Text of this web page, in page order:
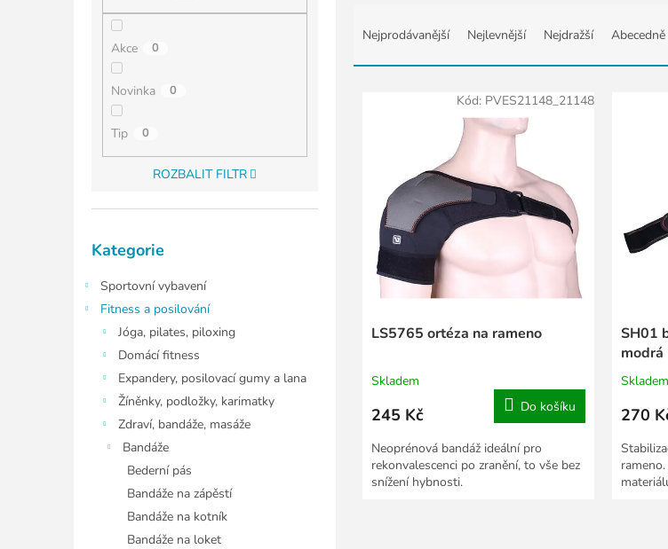
Akce 0
Novinka 0
Tip 0
ROZBALIT FILTR
kategorie
Kategorie
Sportovní vybavení
Fitness a posilování
Jóga, pilates, piloxing
Domácí fitness
Expandery, posilovací gumy a lana
Žíněnky, podložky, karimatky
Zdraví, bandáže, masáže
Bandáže
Bederní pás
Bandáže na zápěstí
Bandáže na kotník
Bandáže na loket
e
Nejprodávanější Nejlevnější Nejdražší Abecedně
LS5765 ortéza na rameno
Skladem
245 Kč Do košíku
Neoprénová bandáž ideální pro
rekonvalescenci po zranění, to vše bez
snížení hybnosti.
Kód: PVES21148_21148
SH01
modrá
Skladem
270